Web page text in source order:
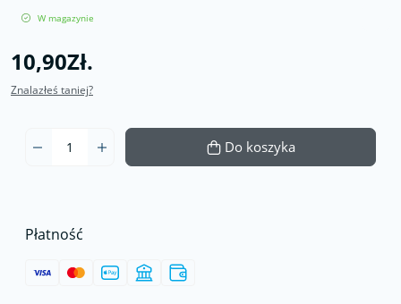
W magazynie
10,90Zł.
Znalazłeś taniej?
Do koszyka
Płatność